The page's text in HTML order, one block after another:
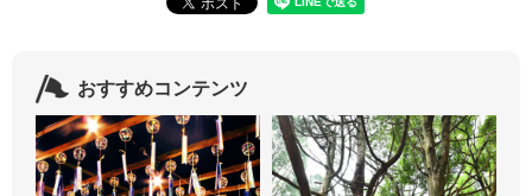
おすすめコンテンツ